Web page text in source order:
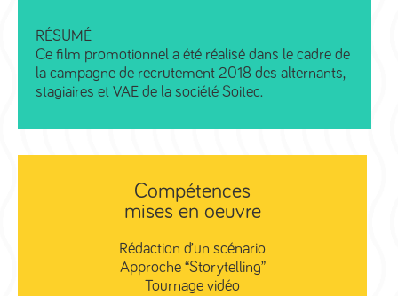
RÉSUMÉ
Ce film promotionnel a été réalisé dans le cadre de
la campagne de recrutement 2018 des alternants,
stagiaires et VAE de la société Soitec.
Compétences
mises en oeuvre
Rédaction d’un scénario
Approche “Storytelling”
Tournage vidéo